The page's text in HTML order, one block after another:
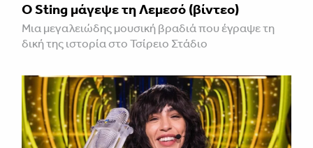
Ο Sting μάγεψε τη Λεμεσό (βίντεο)
Μια μεγαλειώδης μουσική βραδιά που έγραψε τη
δική της ιστορία στο Τσίρειο Στάδιο